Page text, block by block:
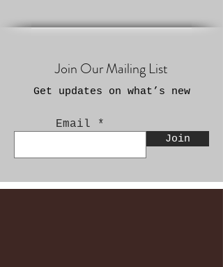
Join Our Mailing List
Get updates on what’s new
Email
Join